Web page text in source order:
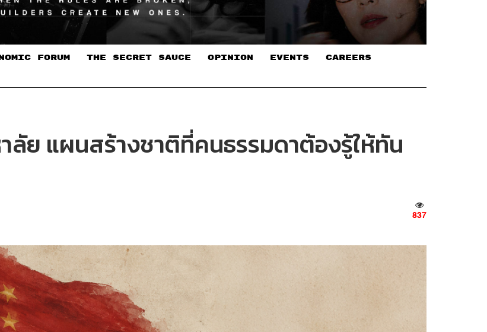
FORUM THE SECRET SAUCE​ OPINION EVENTS CAREERS
ลัย แผนสร้างชาติที่คนธรรมดาต้องรู้ให้ทัน
837